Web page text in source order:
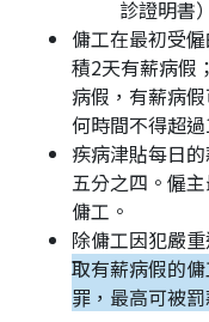
診證明書
傭工在最初受
積2天有薪病假
病假，有薪病
何時間不得超過
疾病津貼每日
五分之四。僱
傭工。
除傭工因犯嚴
取有薪病假的
罪，最高可被